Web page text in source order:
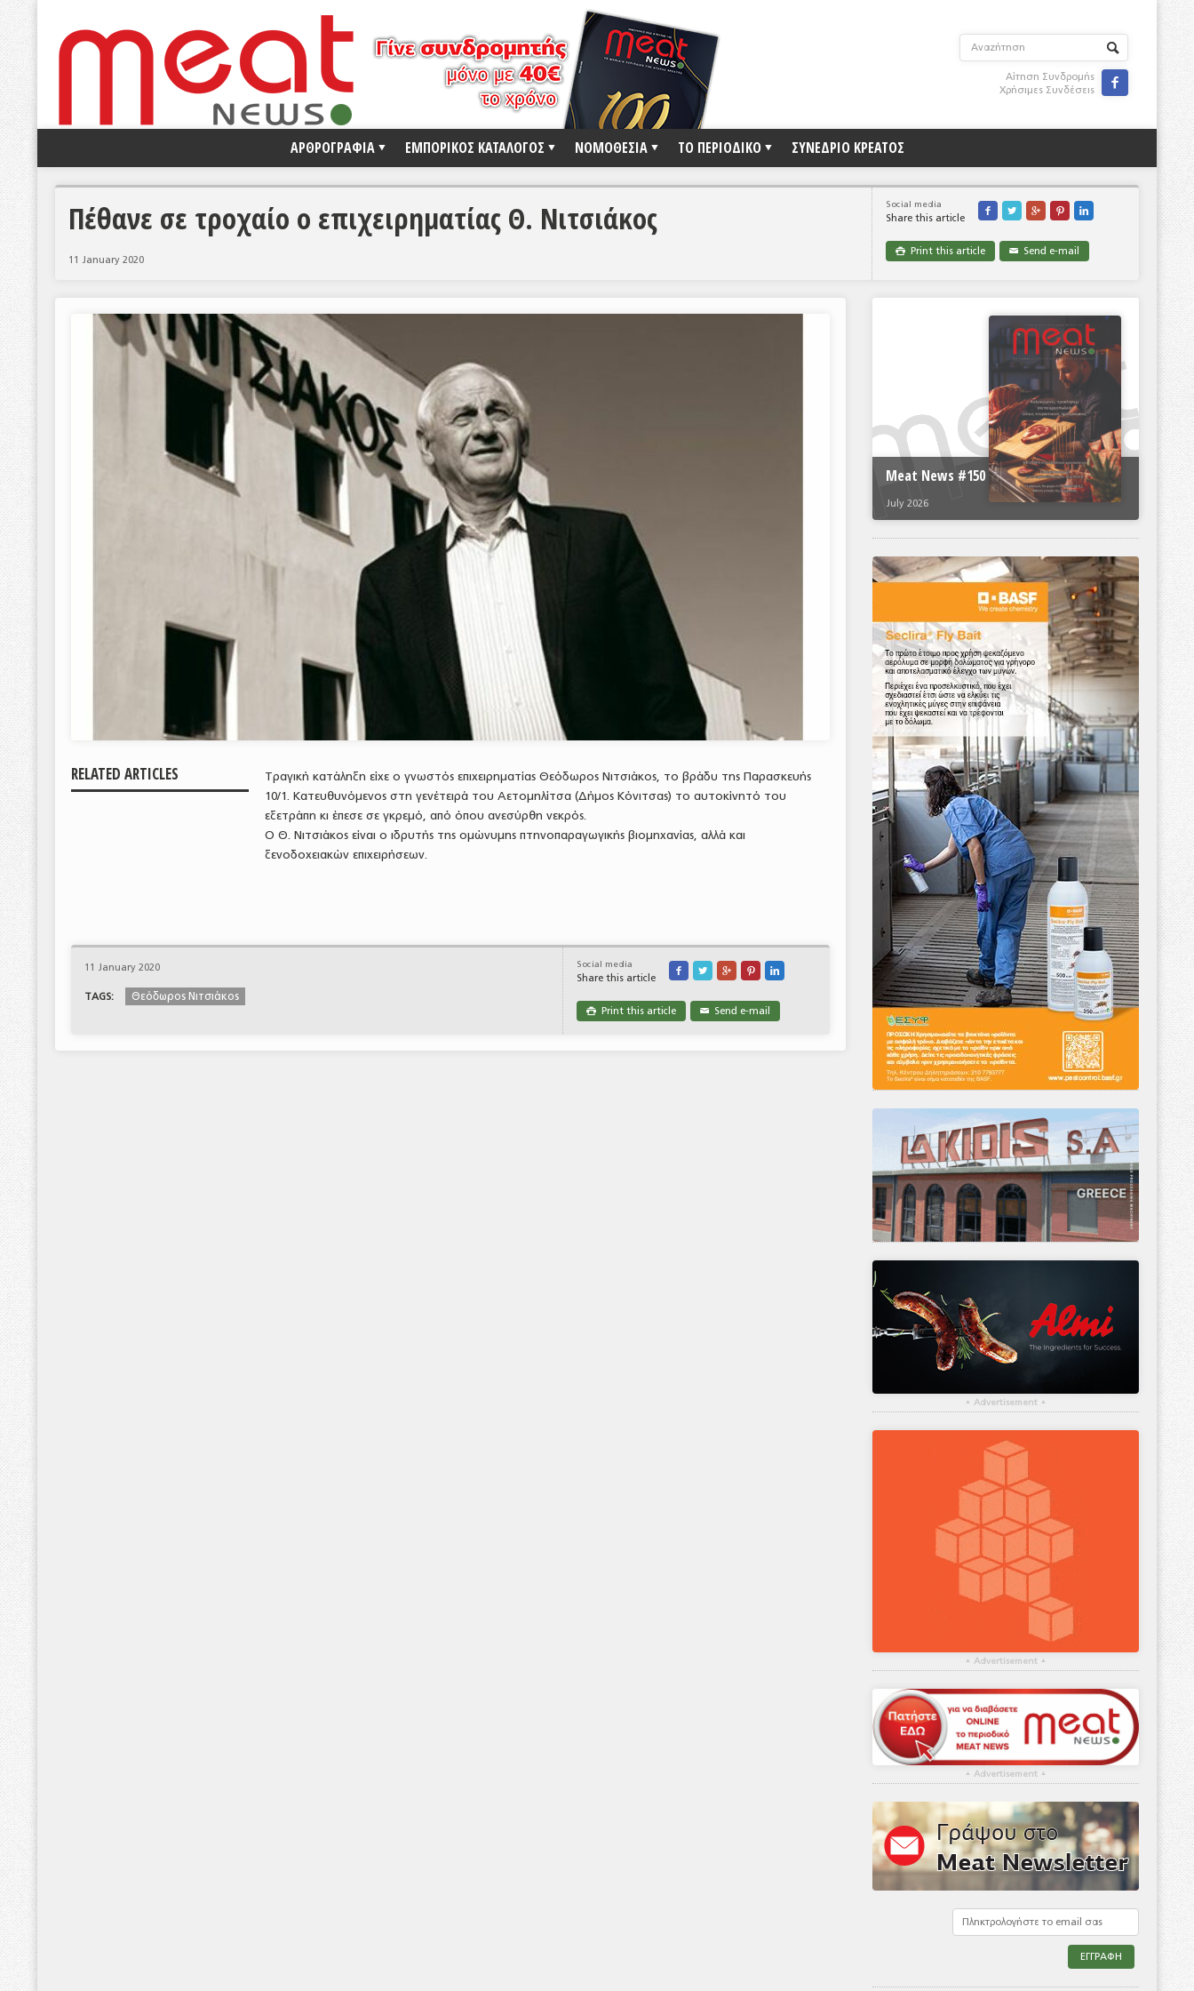
Αίτηση Συνδρομής
Χρήσιμες Συνδέσεις

ΑΡΘΡΟΓΡΑΦΙΑ ΕΜΠΟΡΙΚΟΣ ΚΑΤΑΛΟΓΟΣ ΝΟΜΟΘΕΣΙΑ ΤΟ ΠΕΡΙΟΔΙΚΟ ΣΥΝΕΔΡΙΟ ΚΡΕΑΤΟΣ
Social media
Share this article
    
 Print this article ✉ Send e-mail
Πέθανε σε τροχαίο ο επιχειρηματίας Θ. Νιτσιάκος
11 January 2020
RELATED ARTICLES
Τραγική κατάληξη είχε ο γνωστός επιχειρηματίας Θεόδωρος Νιτσιάκος, το βράδυ της Παρασκευής
10/1. Κατευθυνόμενος στη γενέτειρά του Αετομηλίτσα (Δήμος Κόνιτσας) το αυτοκίνητό του
εξετράπη κι έπεσε σε γκρεμό, από όπου ανεσύρθη νεκρός.
Ο Θ. Νιτσιάκος είναι ο ιδρυτής της ομώνυμης πτηνοπαραγωγικής βιομηχανίας, αλλά και
ξενοδοχειακών επιχειρήσεων.
Social media
Share this article
    
 Print this article ✉ Send e-mail
11 January 2020
TAGS: Θεόδωρος Νιτσιάκος
Meat News #150
July 2026
▴ Advertisement ▴
▴ Advertisement ▴
▴ Advertisement ▴